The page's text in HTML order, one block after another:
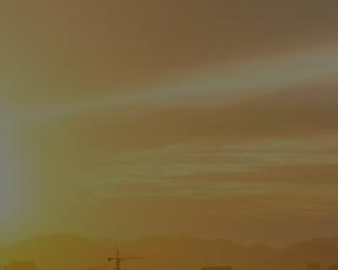
Użycie dokładnych danych